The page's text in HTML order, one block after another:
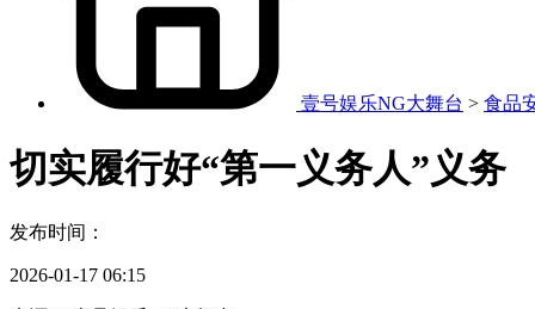
壹号娱乐NG大舞台 > 食品
切实履行好“第一义务人”义务
发布时间：
2026-01-17 06:15